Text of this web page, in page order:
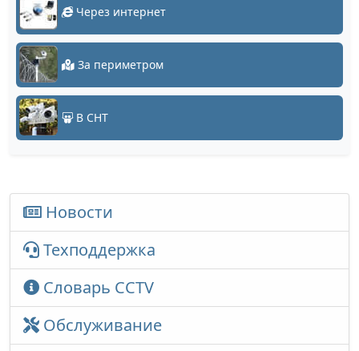
Через интернет
За периметром
В СНТ
Новости
Техподдержка
Словарь CCTV
Обслуживание